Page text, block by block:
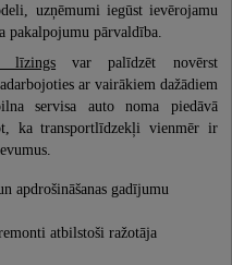
uzņēmumi iegūst ievērojamu
pakalpojumu pārvaldība.
līzings var palīdzēt novērst
ar vairākiem dažādiem
servisa auto noma piedāvā
ka transportlīdzekļi vienmēr ir
apdrošināšanas gadījumu
atbilstoši ražotāja